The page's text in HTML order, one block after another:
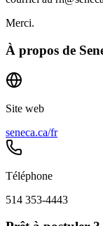
Merci.
À propos de
Site web
seneca.ca/fr
Téléphone
514 353-4443